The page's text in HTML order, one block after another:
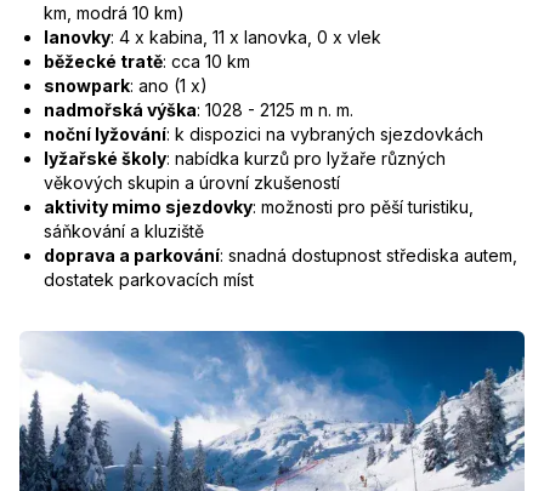
km, modrá 10 km)
lanovky: 4 x kabina, 11 x lanovka, 0 x vlek
běžecké tratě: cca 10 km
snowpark: ano (1 x)
nadmořská výška: 1028 - 2125 m n. m.
noční lyžování: k dispozici na vybraných sjezdovkách
lyžařské školy: nabídka kurzů pro lyžaře různých
věkových skupin a úrovní zkušeností
aktivity mimo sjezdovky: možnosti pro pěší turistiku,
sáňkování a kluziště
doprava a parkování: snadná dostupnost střediska autem,
dostatek parkovacích míst